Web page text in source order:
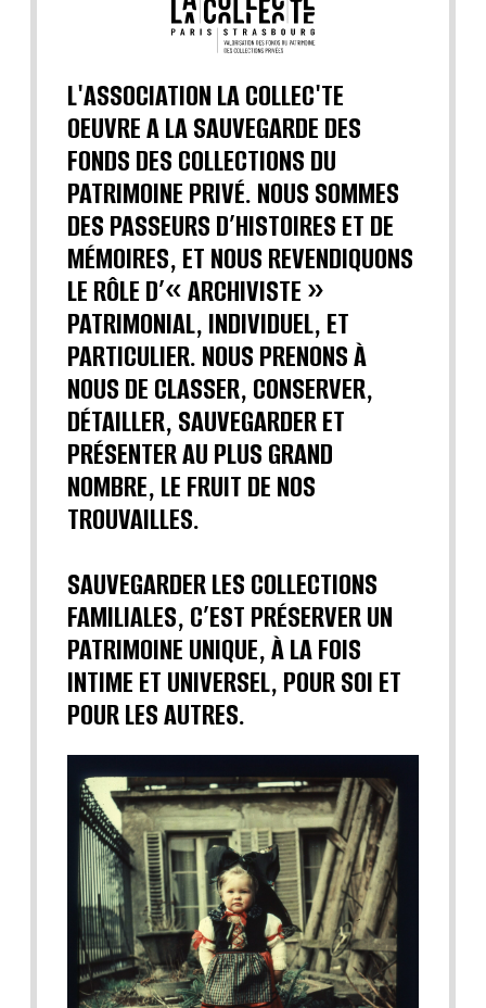
L'ASSOCIATION LA COLLEC'TE
OEUVRE A LA SAUVEGARDE DES
FONDS DES COLLECTIONS DU
PATRIMOINE PRIVÉ. NOUS SOMMES
DES PASSEURS D’HISTOIRES ET DE
MÉMOIRES, ET NOUS REVENDIQUONS
LE RÔLE D’« ARCHIVISTE »
PATRIMONIAL, INDIVIDUEL, ET
PARTICULIER. NOUS PRENONS À
NOUS DE CLASSER, CONSERVER,
DÉTAILLER, SAUVEGARDER ET
PRÉSENTER AU PLUS GRAND
NOMBRE, LE FRUIT DE NOS
TROUVAILLES.
SAUVEGARDER LES COLLECTIONS
FAMILIALES, C’EST PRÉSERVER UN
PATRIMOINE UNIQUE, À LA FOIS
INTIME ET UNIVERSEL, POUR SOI ET
POUR LES AUTRES.